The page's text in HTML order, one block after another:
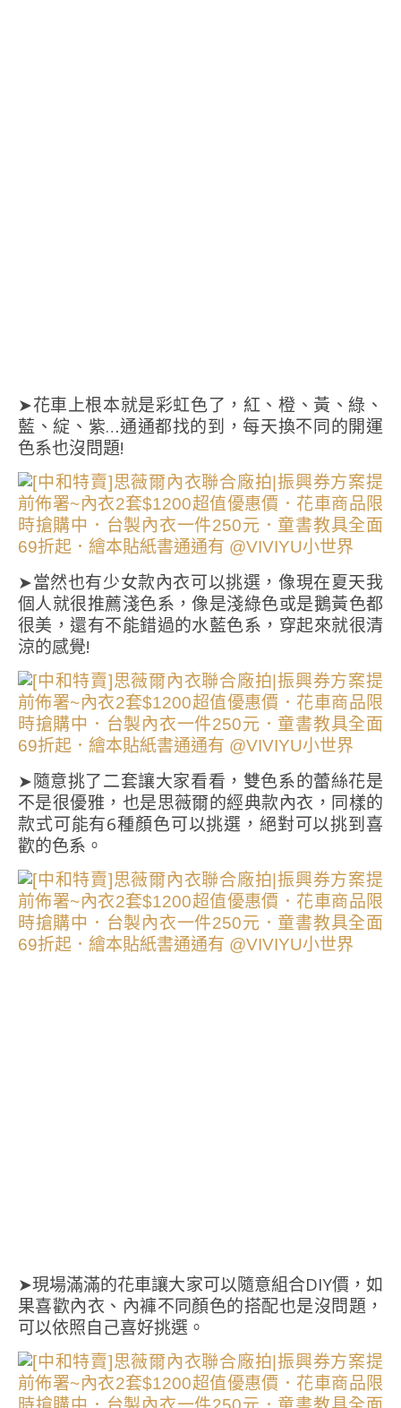
➤花車上根本就是彩虹色了，紅、橙、黃、綠、
藍、綻、紫…通通都找的到，每天換不同的開運
色系也沒問題!
➤當然也有少女款內衣可以挑選，像現在夏天我
個人就很推薦淺色系，像是淺綠色或是鵝黃色都
很美，還有不能錯過的水藍色系，穿起來就很清
涼的感覺!
➤隨意挑了二套讓大家看看，雙色系的蕾絲花是
不是很優雅，也是思薇爾的經典款內衣，同樣的
款式可能有6種顏色可以挑選，絕對可以挑到喜
歡的色系。
➤現場滿滿的花車讓大家可以隨意組合DIY價，如
果喜歡內衣、內褲不同顏色的搭配也是沒問題，
可以依照自己喜好挑選。